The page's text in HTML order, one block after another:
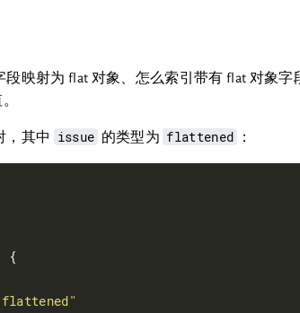
段映射为 flat 对象、怎么索引带有 flat 对象
，其中 issue 的类型为 flattened ：
{